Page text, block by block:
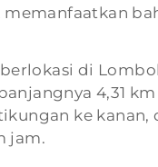
di
4,31 km
ke kanan,
jam.